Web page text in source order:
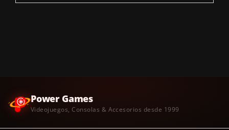
Power Games
Videojuegos, Consolas & Accesorios desde 1999